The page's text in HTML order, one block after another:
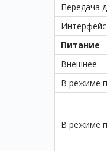
Передача
Интерфейс
Питание
Внешнее
В режиме
В режиме